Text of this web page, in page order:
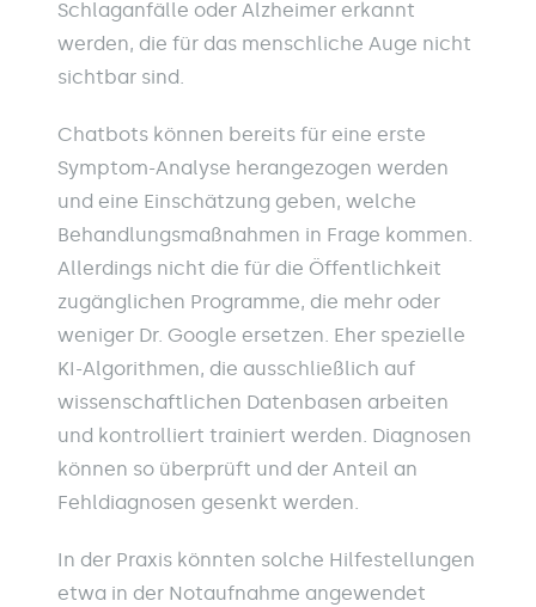
Schlaganfälle oder Alzheimer erkannt
werden, die für das menschliche Auge nicht
sichtbar sind.
Chatbots können bereits für eine erste
Symptom-Analyse herangezogen werden
und eine Einschätzung geben, welche
Behandlungsmaßnahmen in Frage kommen.
Allerdings nicht die für die Öffentlichkeit
zugänglichen Programme, die mehr oder
weniger Dr. Google ersetzen. Eher spezielle
KI-Algorithmen, die ausschließlich auf
wissenschaftlichen Datenbasen arbeiten
und kontrolliert trainiert werden. Diagnosen
können so überprüft und der Anteil an
Fehldiagnosen gesenkt werden.
In der Praxis könnten solche Hilfestellungen
etwa in der Notaufnahme angewendet